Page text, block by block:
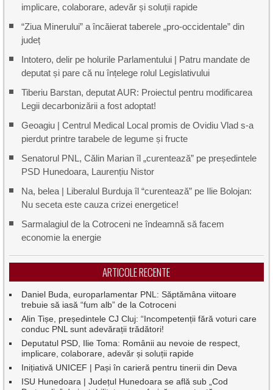
implicare, colaborare, adevăr și soluții rapide
“Ziua Minerului” a încăierat taberele „pro-occidentale” din
județ
Intotero, delir pe holurile Parlamentului | Patru mandate de
deputat și pare că nu înțelege rolul Legislativului
Tiberiu Barstan, deputat AUR: Proiectul pentru modificarea
Legii decarbonizării a fost adoptat!
Geoagiu | Centrul Medical Local promis de Ovidiu Vlad s-a
pierdut printre tarabele de legume și fructe
Senatorul PNL, Călin Marian îl „curentează” pe președintele
PSD Hunedoara, Laurențiu Nistor
Na, belea | Liberalul Burduja îl “curentează” pe Ilie Bolojan:
Nu seceta este cauza crizei energetice!
Sarmalagiul de la Cotroceni ne îndeamnă să facem
economie la energie
ARTICOLE RECENTE
Daniel Buda, europarlamentar PNL: Săptămâna viitoare
trebuie să iasă “fum alb” de la Cotroceni
Alin Tișe, președintele CJ Cluj: “Incompetenții fără voturi care
conduc PNL sunt adevărații trădători!
Deputatul PSD, Ilie Toma: Românii au nevoie de respect,
implicare, colaborare, adevăr și soluții rapide
Inițiativă UNICEF | Pași în carieră pentru tinerii din Deva
ISU Hunedoara | Județul Hunedoara se află sub „Cod